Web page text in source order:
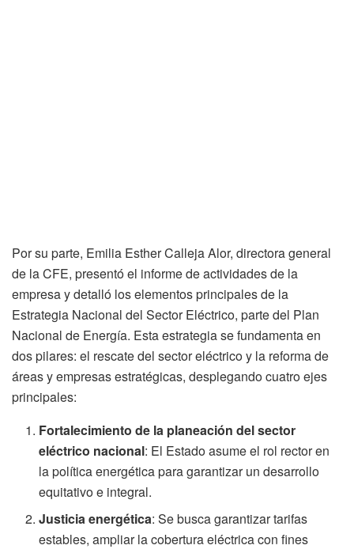
Por su parte, Emilia Esther Calleja Alor, directora general
de la CFE, presentó el informe de actividades de la
empresa y detalló los elementos principales de la
Estrategia Nacional del Sector Eléctrico, parte del Plan
Nacional de Energía. Esta estrategia se fundamenta en
dos pilares: el rescate del sector eléctrico y la reforma de
áreas y empresas estratégicas, desplegando cuatro ejes
principales:
Fortalecimiento de la planeación del sector
eléctrico nacional: El Estado asume el rol rector en
la política energética para garantizar un desarrollo
equitativo e integral.
Justicia energética: Se busca garantizar tarifas
estables, ampliar la cobertura eléctrica con fines